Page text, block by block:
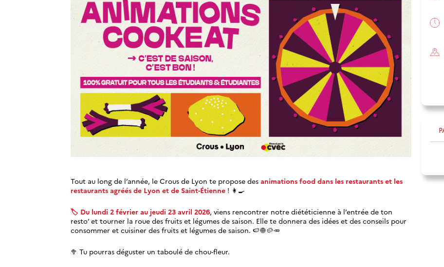
Tout au long de l’année, le Crous de Lyon te propose des animations food dans les restaurants et les
restaurants agréés de Lyon et de Saint-Étienne ! 👩‍🍳
🏷️​ Du lundi 2 février au jeudi 23 avril 2026, viens rencontrer notre diététicienne à l’entrée de ton
resto’ et tourner la roue des fruits et légumes de saison. Elle te donnera des idées et des conseils pour
consommer et cuisiner des fruits et légumes de saison. 🍉​​🧅​🥔​🥕​
🥦​ Tu pourras déguster un taboulé de chou-fleur.